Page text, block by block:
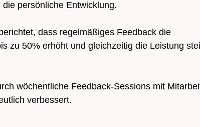
persönliche Entwicklung.
dass regelmäßiges Feedback die
zu 50% erhöht und gleichzeitig die Leistung
wöchentliche Feedback-Sessions mit
verbessert.